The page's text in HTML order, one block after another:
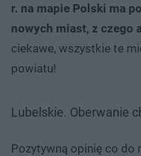
r. na mapie Polski ma
nowych miast, z czego
ciekawe, wszystkie te
powiatu!
Lubelskie. Oberwanie
Pozytywną opinię co